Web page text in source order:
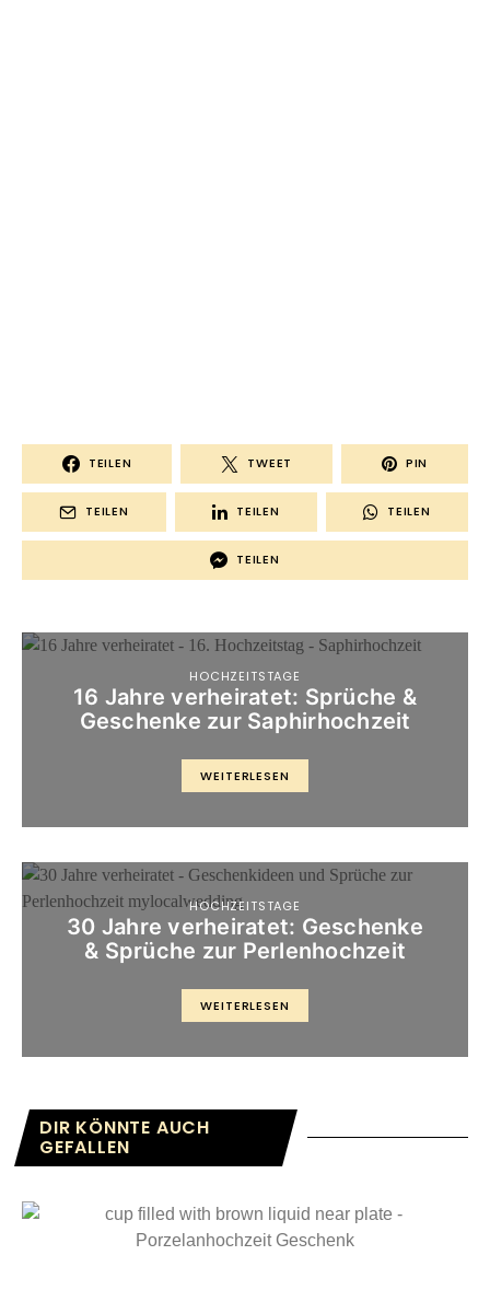
TEILEN TWEET PIN
TEILEN TEILEN TEILEN
TEILEN
HOCHZEITSTAGE
16 Jahre verheiratet: Sprüche &
Geschenke zur Saphirhochzeit
WEITERLESEN
HOCHZEITSTAGE
30 Jahre verheiratet: Geschenke
& Sprüche zur Perlenhochzeit
WEITERLESEN
DIR KÖNNTE AUCH
GEFALLEN